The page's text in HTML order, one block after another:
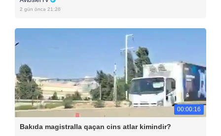
2 gün öncə 21:26
00:00:16
Bakıda magistralla qaçan cins atlar kimindir?